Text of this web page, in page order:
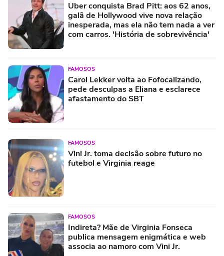
Uber conquista Brad Pitt: aos 62 anos,
galã de Hollywood vive nova relação
inesperada, mas ela não tem nada a ver
com carros. 'História de sobrevivência'
FAMOSOS
Carol Lekker volta ao Fofocalizando,
pede desculpas a Eliana e esclarece
afastamento do SBT
FAMOSOS
Vini Jr. toma decisão sobre futuro no
futebol e Virginia reage
FAMOSOS
Indireta? Mãe de Virginia Fonseca
publica mensagem enigmática e web
associa ao namoro com Vini Jr.